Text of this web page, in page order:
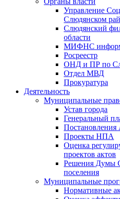
Управление
Слюдянском
Слюдянский
области
МИФНС
Росреестр
ОНД и ПР по
Отдел МВД
Прокуратура
Деятельность
Муниципальные
Устав города
Генеральный
Проекты НПА
Оценка
проектов актов
Решения Думы
поселения
Муниципальные
Нормативные